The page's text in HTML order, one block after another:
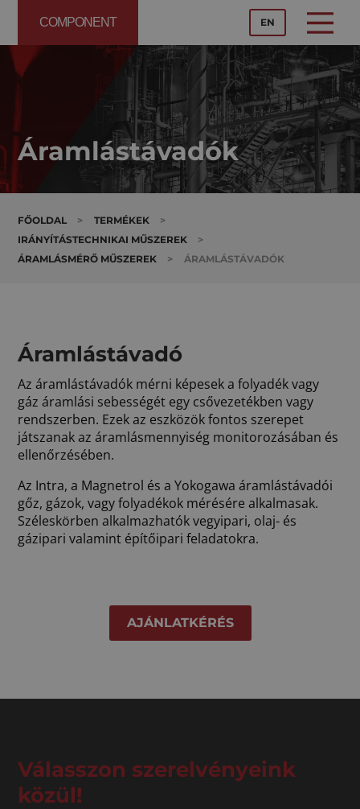
COMPONENT EN
Áramlástávadók
FŐOLDAL > TERMÉKEK
>
IRÁNYÍTÁSTECHNIKAI MŰSZEREK
>
ÁRAMLÁSMÉRŐ MŰSZEREK
> ÁRAMLÁSTÁVADÓK
Áramlástávadó
Az áramlástávadók mérni képesek a folyadék vagy
gáz áramlási sebességét egy csővezetékben vagy
rendszerben. Ezek az eszközök fontos szerepet
játszanak az áramlásmennyiség monitorozásában és
ellenőrzésében.
Az Intra, a Magnetrol és a Yokogawa áramlástávadói
gőz, gázok, vagy folyadékok mérésére alkalmasak.
Széleskörben alkalmazhatók vegyipari, olaj- és
gázipari valamint építőipari feladatokra.
AJÁNLATKÉRÉS
Válasszon szerelvényeink
közül!